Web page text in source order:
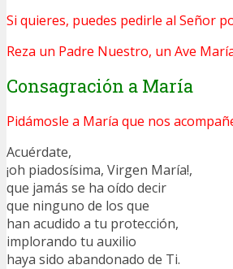
Si quieres, puedes pedirle al Señor
Reza un Padre Nuestro, un Ave
Consagración a María
Pidámosle a María que nos
Acuérdate,
¡oh piadosísima, Virgen María!,
que jamás se ha oído decir
que ninguno de los que
han acudido a tu protección,
implorando tu auxilio
haya sido abandonado de Ti.